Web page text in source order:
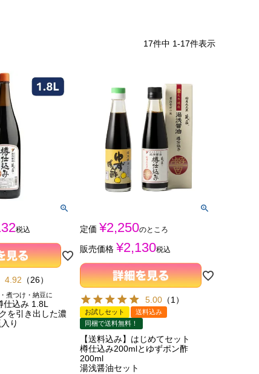
17件中 1-17件表示
税込
4.92 （26）
煮つけ・納豆に
込み 1.8L
を引き出した濃
り
定価 ¥2,250のところ
販売価格 ¥2,130税込
5.00 （1 ）
お試しセット
送料込み
同梱で送料無料！
【送料込み】はじめてセット
樽仕込み200mlとゆずポン酢
200ml
湯浅醤油セット